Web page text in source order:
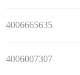
4006665635
4006007307